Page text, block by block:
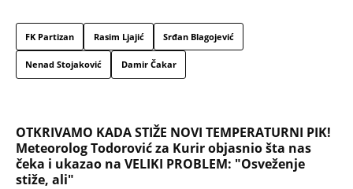
FK Partizan Rasim Ljajić Srđan Blagojević
Nenad Stojaković Damir Čakar
OTKRIVAMO KADA STIŽE NOVI TEMPERATURNI PIK!
Meteorolog Todorović za Kurir objasnio šta nas
čeka i ukazao na VELIKI PROBLEM: "Osveženje
stiže, ali"